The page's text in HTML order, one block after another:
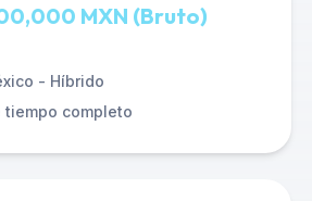
MXN (Bruto)
- Híbrido
tiempo completo